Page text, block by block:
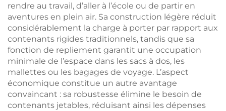
rendre au travail, d’aller à l’école ou de partir en
aventures en plein air. Sa construction légère réduit
considérablement la charge à porter par rapport aux
contenants rigides traditionnels, tandis que sa
fonction de repliement garantit une occupation
minimale de l’espace dans les sacs à dos, les
mallettes ou les bagages de voyage. L’aspect
économique constitue un autre avantage
convaincant : sa robustesse élimine le besoin de
contenants jetables, réduisant ainsi les dépenses